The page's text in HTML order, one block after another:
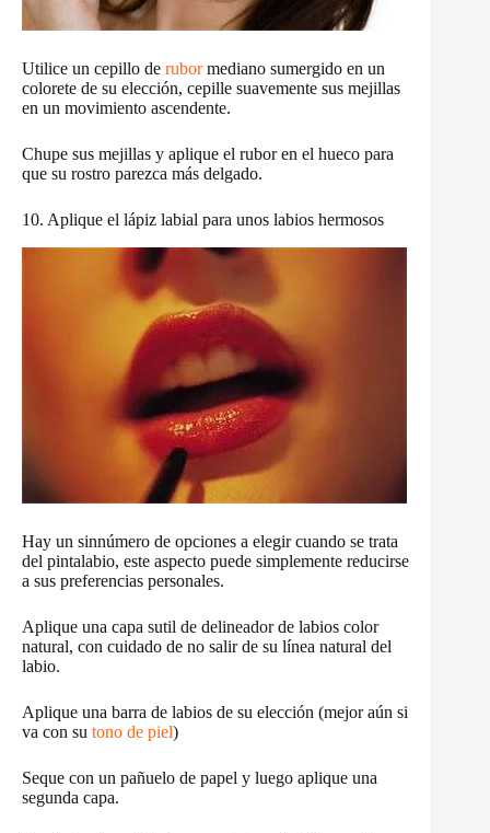
Utilice un cepillo de rubormediano sumergido en un
colorete de su elección, cepille suavemente sus mejillas
en un movimiento ascendente.
Chupe sus mejillas y aplique el rubor en el hueco para
que su rostro parezca más delgado.
10. Aplique el lápiz labial para unos labios hermosos
Hay un sinnúmero de opciones a elegir cuando se trata
del pintalabio, este aspecto puede simplemente reducirse
a sus preferencias personales.
Aplique una capa sutil de delineador de labios color
natural, con cuidado de no salir de su línea natural del
labio.
Aplique una barra de labios de su elección (mejor aún si
va con su tono de piel)
Seque con un pañuelo de papel y luego aplique una
segunda capa.